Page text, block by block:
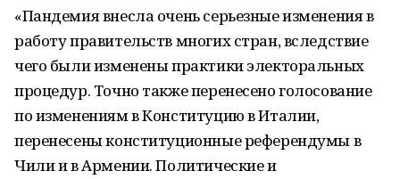
«Пандемия внесла очень серьезные изменения в
работу правительств многих стран, вследствие
чего были изменены практики электоральных
процедур. Точно также перенесено голосование
по изменениям в Конституцию в Италии,
перенесены конституционные референдумы в
Чили и в Армении. Политические и